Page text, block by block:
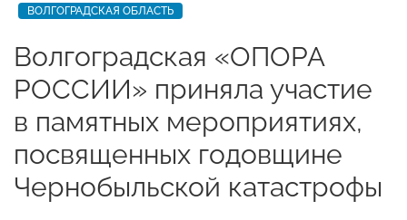
ВОЛГОГРАДСКАЯ ОБЛАСТЬ
Волгоградская «ОПОРА
РОССИИ» приняла участие
в памятных мероприятиях,
посвященных годовщине
Чернобыльской катастрофы